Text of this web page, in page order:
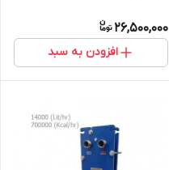
26,500,000
افزودن به سبد